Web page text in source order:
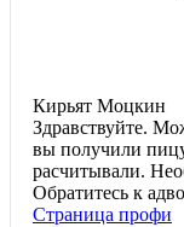
Кирьят Моцкин
Здравствуйте.
вы получили
расчитывали.
Обратитесь к
Страница профи